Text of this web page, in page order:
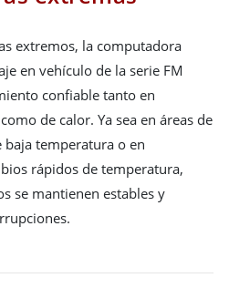
extremos, la computadora
en vehículo de la serie FM
confiable tanto en
de calor. Ya sea en áreas de
temperatura o en
rápidos de temperatura,
se mantienen estables y